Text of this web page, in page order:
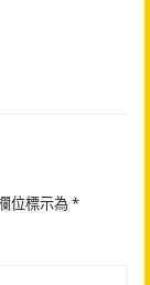
位標示為*